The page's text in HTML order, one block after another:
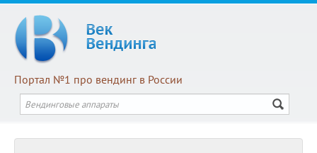
Портал №1 про вендинг в России